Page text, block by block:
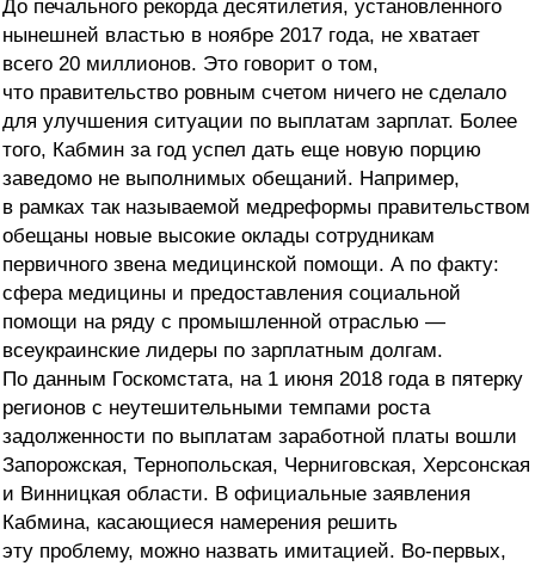
До печального рекорда десятилетия, установленного
нынешней властью в ноябре 2017 года, не хватает
всего 20 миллионов. Это говорит о том,
что правительство ровным счетом ничего не сделало
для улучшения ситуации по выплатам зарплат. Более
того, Кабмин за год успел дать еще новую порцию
заведомо не выполнимых обещаний. Например,
в рамках так называемой медреформы правительством
обещаны новые высокие оклады сотрудникам
первичного звена медицинской помощи. А по факту:
сфера медицины и предоставления социальной
помощи на ряду с промышленной отраслью —
всеукраинские лидеры по зарплатным долгам.
По данным Госкомстата, на 1 июня 2018 года в пятерку
регионов с неутешительными темпами роста
задолженности по выплатам заработной платы вошли
Запорожская, Тернопольская, Черниговская, Херсонская
и Винницкая области. В официальные заявления
Кабмина, касающиеся намерения решить
эту проблему, можно назвать имитацией. Во-первых,